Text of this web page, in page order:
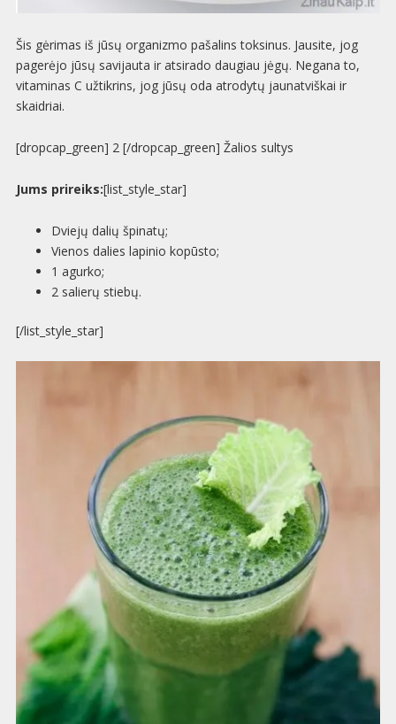
Šis gėrimas iš jūsų organizmo pašalins toksinus. Jausite, jog
pagerėjo jūsų savijauta ir atsirado daugiau jėgų. Negana to,
vitaminas C užtikrins, jog jūsų oda atrodytų jaunatviškai ir
skaidriai.
[dropcap_green] 2 [/dropcap_green] Žalios sultys
Jums prireiks:[list_style_star]
Dviejų dalių špinatų;
Vienos dalies lapinio kopūsto;
1 agurko;
2 salierų stiebų.
[/list_style_star]